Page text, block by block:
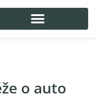
o auto